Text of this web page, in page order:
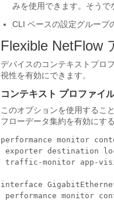
みを使用できます。そうで
CLI ベースの設定グループ
Flexible NetFlow
デバイスのコンテキストプロ
視性を有効にできます。
コンテキスト プロファイ
このオプションを使用するこ
フローデータ集約を有効にす
performance monitor
exporter destination
traffic-monitor app-
interface